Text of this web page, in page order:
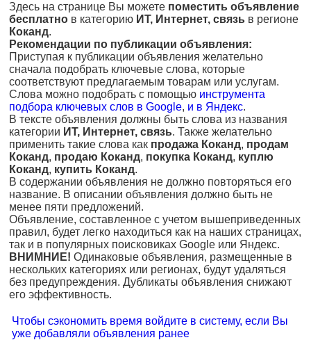
Здесь на странице Вы можете поместить объявление
бесплатно в категорию ИТ, Интернет, связь в регионе
Коканд.
Рекомендации по публикации объявления:
Приступая к публикации объявления желательно
сначала подобрать ключевые слова, которые
соответствуют предлагаемым товарам или услугам.
Слова можно подобрать с помощью инструмента
подбора ключевых слов в Google, и в Яндекс.
В тексте объявления должны быть слова из названия
категории ИТ, Интернет, связь. Также желательно
применить такие слова как продажа Коканд, продам
Коканд, продаю Коканд, покупка Коканд, куплю
Коканд, купить Коканд.
В содержании объявления не должно повторяться его
название. В описании объявления должно быть не
менее пяти предложений.
Объявление, составленное с учетом вышеприведенных
правил, будет легко находиться как на наших страницах,
так и в популярных поисковиках Google или Яндекс.
ВНИМНИЕ! Одинаковые объявления, размещенные в
нескольких категориях или регионах, будут удаляться
без предупреждения. Дубликаты объявления снижают
его эффективность.
Чтобы сэкономить время войдите в систему, если Вы
уже добавляли объявления ранее